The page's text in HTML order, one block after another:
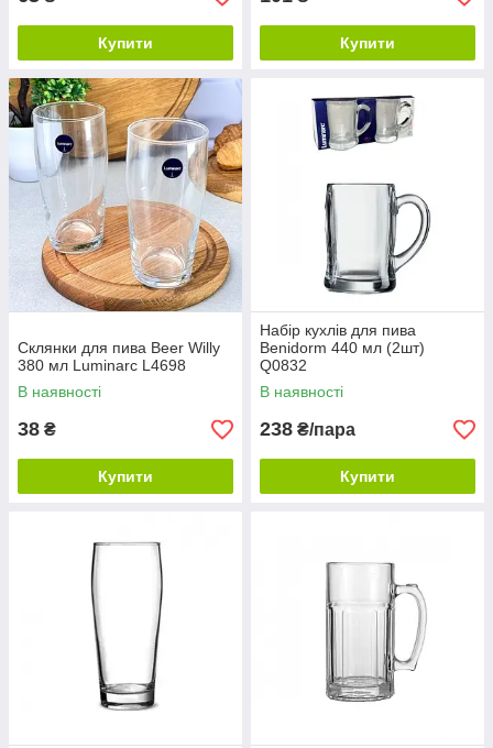
Купити Купити
Склянки для пива Beer Willy
380 мл Luminarc L4698
В наявності
38 ₴
Купити
Набір кухлів для пива
Benidorm 440 мл (2шт)
Q0832
В наявності
238 ₴/пара
Купити